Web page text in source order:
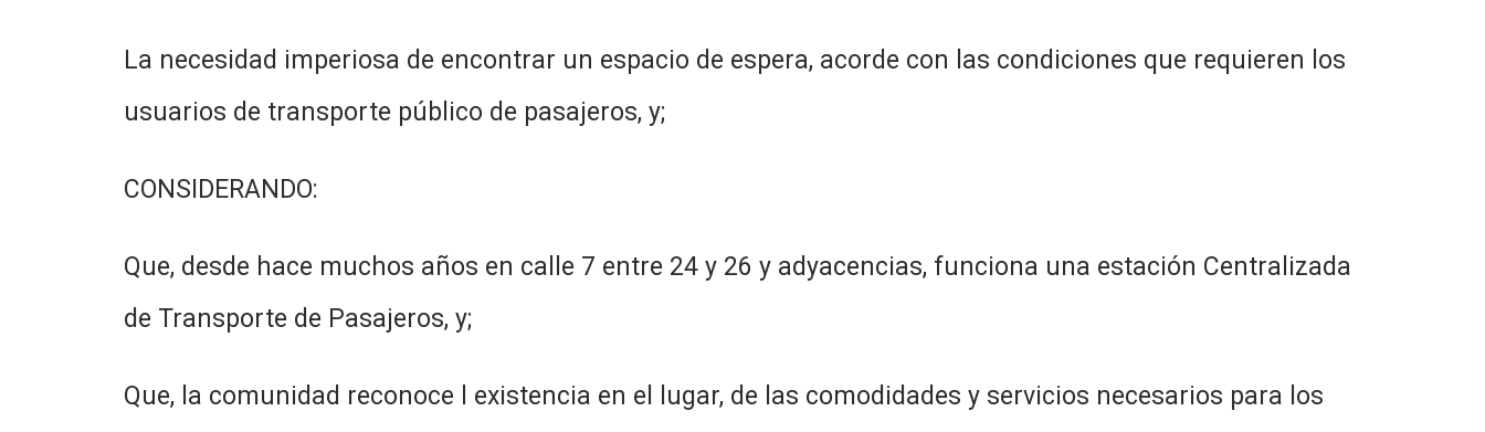
La necesidad imperiosa de encontrar un espacio de espera, acorde con las condiciones que requieren los
usuarios de transporte público de pasajeros, y;
CONSIDERANDO:
Que, desde hace muchos años en calle 7 entre 24 y 26 y adyacencias, funciona una estación Centralizada
de Transporte de Pasajeros, y;
Que, la comunidad reconoce l existencia en el lugar, de las comodidades y servicios necesarios para los